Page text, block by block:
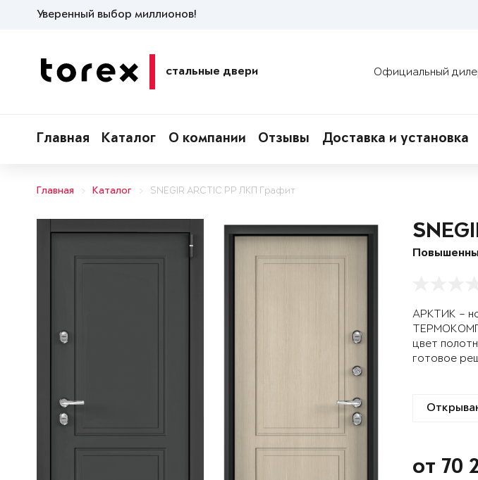
Уверенный выбор миллионов!
стальные двери Официальный
Главная Каталог О компании Отзывы Доставка и установка
Главная Каталог SNEGIR ARCTIC PP ЛКП Графит
АРКТИК –
цвет
готовое
от 70